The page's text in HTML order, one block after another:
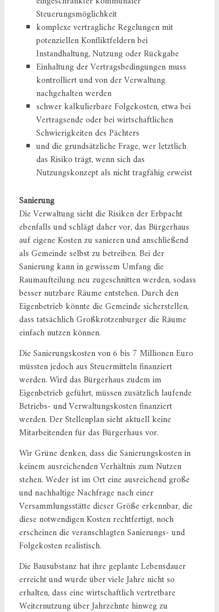
Steuerungsmöglichkeit
komplexe vertragliche Regelungen mit
potenziellen Konfliktfeldern bei
Instandhaltung, Nutzung oder Rückgabe
Einhaltung der Vertragsbedingungen muss
kontrolliert und von der Verwaltung
nachgehalten werden
schwer kalkulierbare Folgekosten, etwa bei
Vertragsende oder bei wirtschaftlichen
Schwierigkeiten des Pächters
und die grundsätzliche Frage, wer letztlich
das Risiko trägt, wenn sich das
Nutzungskonzept als nicht tragfähig erweist
Sanierung
Die Verwaltung sieht die Risiken der Erbpacht
ebenfalls und schlägt daher vor, das Bürgerhaus
auf eigene Kosten zu sanieren und anschließend
als Gemeinde selbst zu betreiben. Bei der
Sanierung kann in gewissem Umfang die
Raumaufteilung neu zugeschnitten werden, sodass
besser nutzbare Räume entstehen. Durch den
Eigenbetrieb könnte die Gemeinde sicherstellen,
dass tatsächlich Großkrotzenburger die Räume
einfach nutzen können.
Die Sanierungskosten von 6 bis 7 Millionen Euro
müssten jedoch aus Steuermitteln finanziert
werden. Wird das Bürgerhaus zudem im
Eigenbetrieb geführt, müssen zusätzlich laufende
Betriebs- und Verwaltungskosten finanziert
werden. Der Stellenplan sieht aktuell keine
Mitarbeitenden für das Bürgerhaus vor.
Wir Grüne denken, dass die Sanierungskosten in
keinem ausreichenden Verhältnis zum Nutzen
stehen. Weder ist im Ort eine ausreichend große
und nachhaltige Nachfrage nach einer
Versammlungsstätte dieser Größe erkennbar, die
diese notwendigen Kosten rechtfertigt, noch
erscheinen die veranschlagten Sanierungs- und
Folgekosten realistisch.
Die Bausubstanz hat ihre geplante Lebensdauer
erreicht und wurde über viele Jahre nicht so
erhalten, dass eine wirtschaftlich vertretbare
Weiternutzung über Jahrzehnte hinweg zu